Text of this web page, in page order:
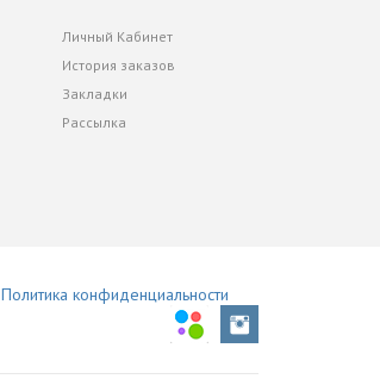
Личный Кабинет
История заказов
Закладки
Рассылка
Политика конфиденциальности